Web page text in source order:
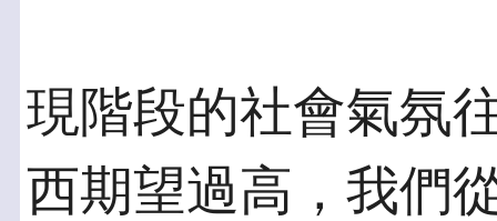
現階段的社會氣氛
西期望過高，我們